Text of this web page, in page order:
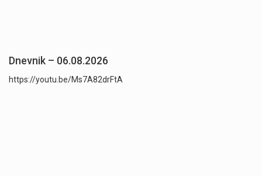
Dnevnik – 06.08.2026
https://youtu.be/Ms7A82drFtA